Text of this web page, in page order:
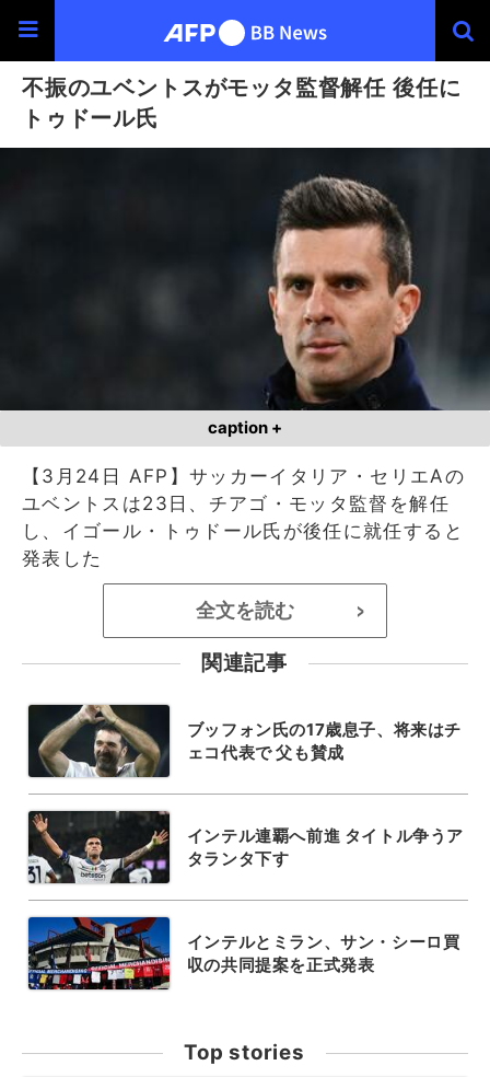
不振のユベントスがモッタ監督解任 後任に
トゥドール氏
caption +
【3月24日 AFP】サッカーイタリア・セリエAの
ユベントスは23日、チアゴ・モッタ監督を解任
し、イゴール・トゥドール氏が後任に就任すると
発表した
全文を読む >
関連記事
ブッフォン氏の17歳息子、将来はチ
ェコ代表で 父も賛成
インテル連覇へ前進 タイトル争うア
タランタ下す
インテルとミラン、サン・シーロ買
収の共同提案を正式発表
Top stories